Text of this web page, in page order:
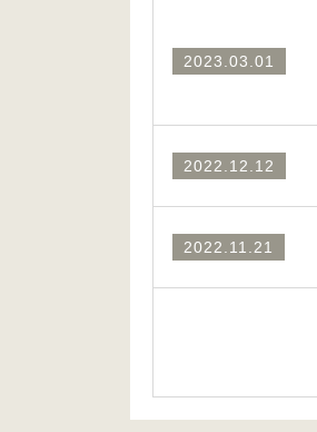
2023.03.01
2022.12.12
2022.11.21